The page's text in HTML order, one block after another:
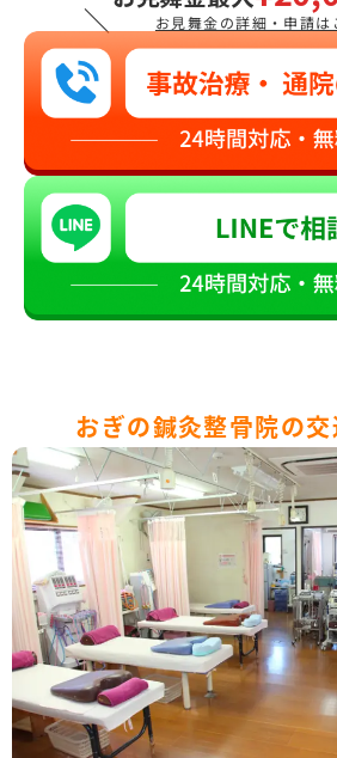
＼ お見舞金の詳細・申請は
おぎの鍼灸整骨院の